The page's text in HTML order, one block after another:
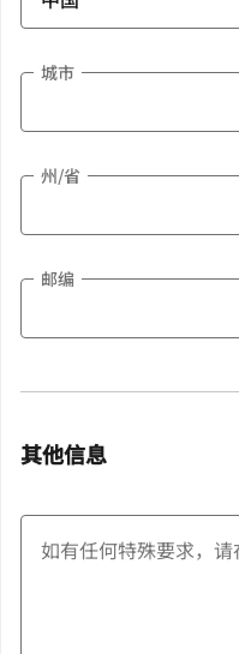
城市
州/省
邮编
其他信息